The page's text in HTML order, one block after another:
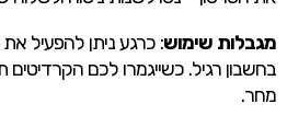
מגבלות שימוש
בחשבון רגיל. כשייגמרו לכם
מחר.